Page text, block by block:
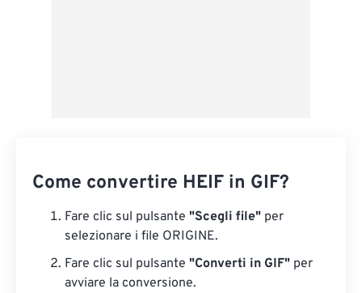
Come convertire HEIF in GIF?
Fare clic sul pulsante "Scegli file" per
selezionare i file ORIGINE.
Fare clic sul pulsante "Converti in GIF" per
avviare la conversione.